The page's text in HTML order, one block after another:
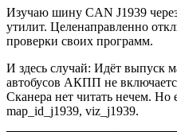
Изучаю шину CAN J1939
утилит. Целенаправленно
проверки своих программ.
И здесь случай: Идёт выпуск
автобусов АКПП не
Сканера нет читать нечем. Но
map_id_j1939, viz_j1939.